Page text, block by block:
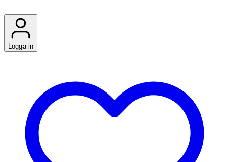
Logga in